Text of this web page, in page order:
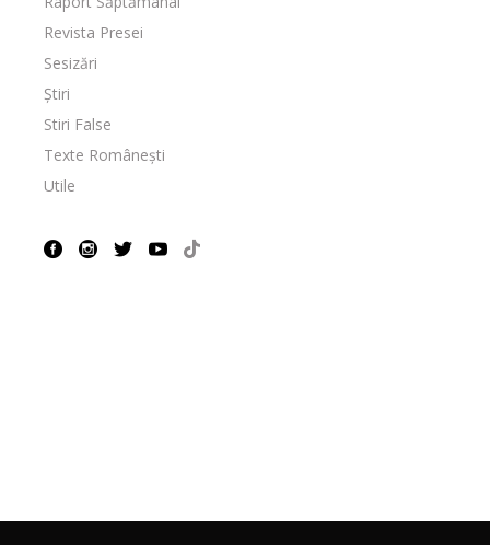
Revista Presei
Sesizări
Știri
Stiri False
Texte Românești
Utile